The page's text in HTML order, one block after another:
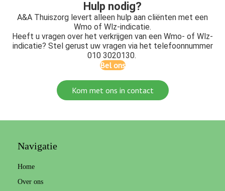
Hulp nodig?
A&A Thuiszorg levert alleen hulp aan cliënten met een
Wmo of Wlz-indicatie.
Heeft u vragen over het verkrijgen van een Wmo- of Wlz-
indicatie? Stel gerust uw vragen via het telefoonnummer
010 3020130.
Bel ons
Kom met ons in contact
Navigatie
Home
Over ons